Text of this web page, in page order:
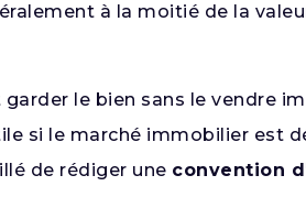
à la moitié de la
garder le bien sans le vendre
si le marché immobilier est
de rédiger une convention